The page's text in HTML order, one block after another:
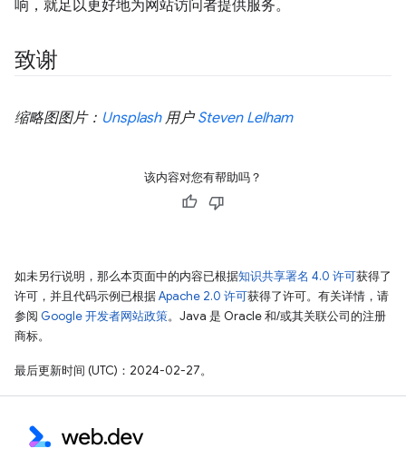
响，就足以更好地为网站访问者提供服务。
致谢
缩略图图片： Unsplash用户Steven Lelham
该内容对您有帮助吗？
如未另行说明，那么本页面中的内容已根据知识共享署名 4.0 许可获得了
许可，并且代码示例已根据Apache 2.0 许可获得了许可。有关详情，请
参阅 Google 开发者网站政策。Java 是 Oracle 和/或其关联公司的注册
商标。
最后更新时间 (UTC)：2024-02-27。